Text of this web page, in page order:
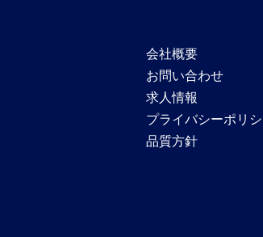
会社概要
お問い合わせ
求人情報
プライバシーポリ
品質方針